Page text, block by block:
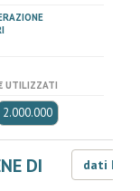
UTILIZZATI
2.000.000
DI
dati LOD